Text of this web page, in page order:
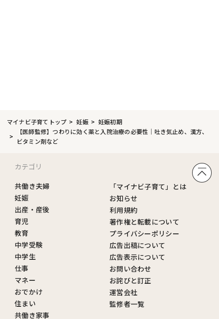
マイナビ子育てトップ 妊娠
妊娠初期
【医師監修】つわりに効く薬と入院治療の必要性｜吐き気止め、漢方、
ビタミン剤など
カテゴリ
共働き夫婦
妊娠
出産・産後
育児
教育
中学受験
中学生
仕事
マネー
おでかけ
住まい
共働き家事
「マイナビ子育て」とは
お知らせ
利用規約
著作権と転載について
プライバシーポリシー
広告出稿について
広告表示について
お問い合わせ
お詫びと訂正
運営会社
監修者一覧